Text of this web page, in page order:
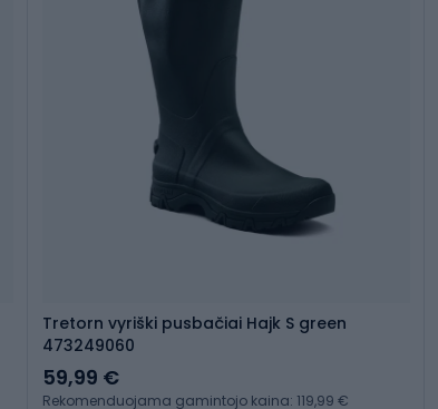
Tretorn vyriški pusbačiai Hajk S green
473249060
59,99 €
Rekomenduojama gamintojo kaina: 119,99 €